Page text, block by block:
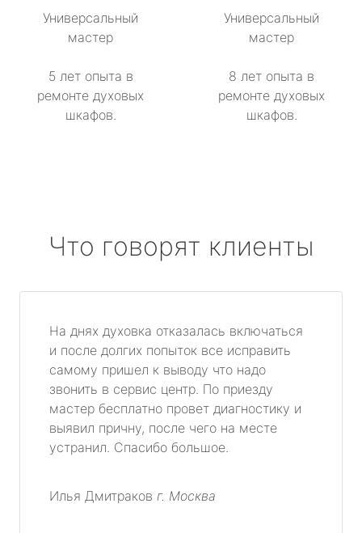
Универсальный
мастер
5 лет опыта в
ремонте духовых
шкафов.
Универсальный
мастер
8 лет опыта в
ремонте духовых
шкафов.
Что говорят клиенты
На днях духовка отказалась включаться
и после долгих попыток все исправить
самому пришел к выводу что надо
звонить в сервис центр. По приезду
мастер бесплатно провет диагностику и
выявил причну, после чего на месте
устранил. Спасибо большое.
Илья Дмитраков г. Москва